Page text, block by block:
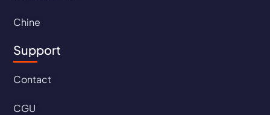
Chine
Support
Contact
CGU